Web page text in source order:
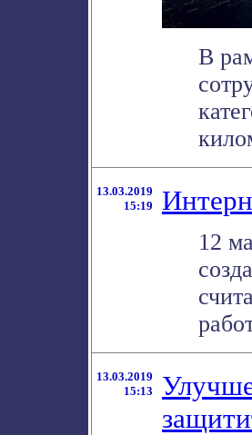
В
13.03.2019
15:19
12
13.03.2019
15:13